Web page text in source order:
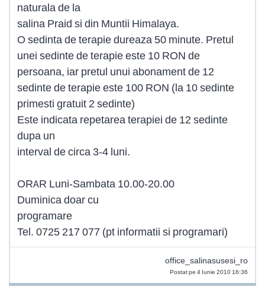
naturala de la
salina Praid si din Muntii Himalaya.
O sedinta de terapie dureaza 50 minute. Pretul
unei sedinte de terapie este 10 RON de
persoana, iar pretul unui abonament de 12
sedinte de terapie este 100 RON (la 10 sedinte
primesti gratuit 2 sedinte)
Este indicata repetarea terapiei de 12 sedinte
dupa un
interval de circa 3-4 luni.
ORAR Luni-Sambata 10.00-20.00
Duminica doar cu
programare
Tel. 0725 217 077 (pt informatii si programari)
office_salinasusesi_ro
Postat pe 4 Iunie 2010 16:36